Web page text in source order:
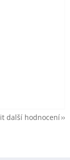
další hodnocení